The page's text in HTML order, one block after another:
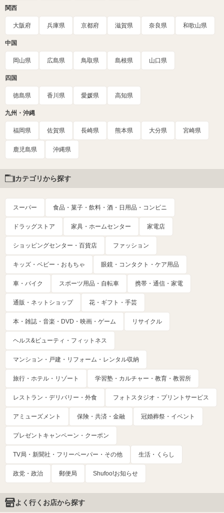
関西
大阪府 兵庫県 京都府 滋賀県 奈良県 和歌山県
中国
岡山県 広島県 鳥取県 島根県 山口県
四国
徳島県 香川県 愛媛県 高知県
九州・沖縄
福岡県 佐賀県 長崎県 熊本県 大分県 宮崎県
鹿児島県 沖縄県
カテゴリから探す
スーパー 食品・菓子・飲料・酒・日用品・コンビニ
ドラッグストア 家具・ホームセンター 家電店
ショッピングセンター・百貨店 ファッション
キッズ・ベビー・おもちゃ 眼鏡・コンタクト・ケア用品
車・バイク スポーツ用品・自転車 携帯・通信・家電
通販・ネットショップ 花・ギフト・手芸
本・雑誌・音楽・DVD・映画・ゲーム リサイクル
ヘルス&ビューティ・フィットネス
マンション・戸建・リフォーム・レンタル収納
旅行・ホテル・リゾート 学習塾・カルチャー・教育・教習所
レストラン・デリバリー・外食 フォトスタジオ・プリントサービス
アミューズメント 保険・共済・金融 冠婚葬祭・イベント
プレゼントキャンペーン・クーポン
TV局・新聞社・フリーペーパー・その他 生活・くらし
政党・政治 郵便局 Shufoo!お知らせ
よく行くお店から探す